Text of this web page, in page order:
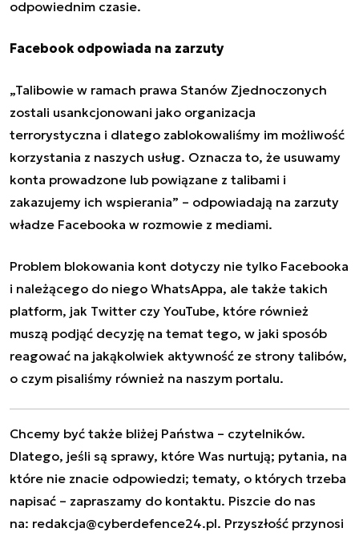
odpowiednim czasie.
Facebook odpowiada na zarzuty
„Talibowie w ramach prawa Stanów Zjednoczonych
zostali usankcjonowani jako organizacja
terrorystyczna i dlatego zablokowaliśmy im możliwość
korzystania z naszych usług. Oznacza to, że usuwamy
konta prowadzone lub powiązane z talibami i
zakazujemy ich wspierania” – odpowiadają na zarzuty
władze Facebooka w rozmowie z mediami.
Problem blokowania kont dotyczy nie tylko Facebooka
i należącego do niego WhatsAppa, ale także takich
platform, jak Twitter czy YouTube, które również
muszą podjąć decyzję na temat tego, w jaki sposób
reagować na jakąkolwiek aktywność ze strony talibów,
o czym pisaliśmy również na naszym portalu.
Chcemy być także bliżej Państwa – czytelników.
Dlatego, jeśli są sprawy, które Was nurtują; pytania, na
które nie znacie odpowiedzi; tematy, o których trzeba
napisać – zapraszamy do kontaktu. Piszcie do nas
na: redakcja@cyberdefence24.pl. Przyszłość przynosi